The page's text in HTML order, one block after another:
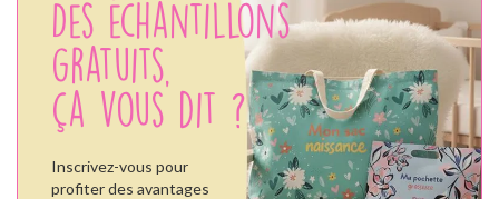
Des échantillons
gratuits,
ça vous dit ?
Inscrivez-vous pour
profiter des avantages